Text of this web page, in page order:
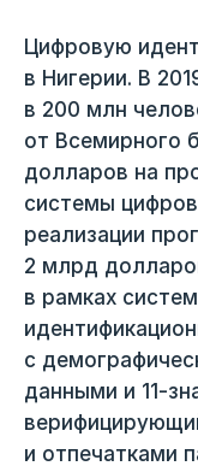
Цифровую
в Нигерии. В
в 200 млн
от Всемирного
долларов на
системы
реализации
2 млрд
в рамках
с
данными и 11-
и отпечатками